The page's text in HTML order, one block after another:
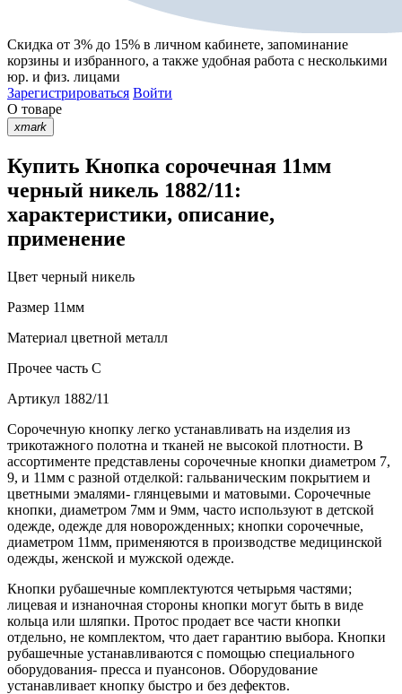
Скидка от 3% до 15% в личном кабинете, запоминание
корзины и избранного, а также удобная работа с несколькими
юр. и физ. лицами
Зарегистрироваться Войти
О товаре
xmark
Купить Кнопка сорочечная 11мм
черный никель 1882/11:
характеристики, описание,
применение
Цвет черный никель
Размер 11мм
Материал цветной металл
Прочее часть С
Артикул 1882/11
Сорочечную кнопку легко устанавливать на изделия из
трикотажного полотна и тканей не высокой плотности. В
ассортименте представлены сорочечные кнопки диаметром 7,
9, и 11мм с разной отделкой: гальваническим покрытием и
цветными эмалями- глянцевыми и матовыми. Сорочечные
кнопки, диаметром 7мм и 9мм, часто используют в детской
одежде, одежде для новорожденных; кнопки сорочечные,
диаметром 11мм, применяются в производстве медицинской
одежды, женской и мужской одежде.
Кнопки рубашечные комплектуются четырьмя частями;
лицевая и изнаночная стороны кнопки могут быть в виде
кольца или шляпки. Протос продает все части кнопки
отдельно, не комплектом, что дает гарантию выбора. Кнопки
рубашечные устанавливаются с помощью специального
оборудования- пресса и пуансонов. Оборудование
устанавливает кнопку быстро и без дефектов.